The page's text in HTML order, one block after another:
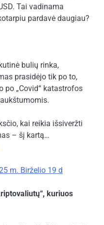
Tai vadinama
pardavė daugiau?
bulių rinka,
prasidėjo tik po to,
po „Covid“ katastrofos
kai reikia išsiveržti
– šį kartą…
m. Birželio 19 d
kuriuos